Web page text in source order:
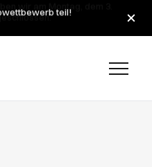
wir am Montag, dem 3.